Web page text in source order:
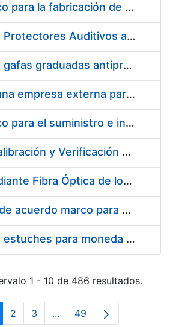
Acuerdo marco para la fabricación de piezas
Suministro de Protectores Auditivos a medida para las personas trabajadoras de los Centros de Trabajo de Madrid y Burgos
Suministro de gafas graduadas antiproyecciones para los trabajadores de la FNMT-RCM en los centros de trabajo de Madrid y Burgos
Servicios de una empresa externa para el asesoramiento y resolución de los recursos de alzada que se presentan relacionados con procesos de selección para la FNMT-RCM
Acuerdo marco para el suministro e instalación de persianas, estores y otros complementos
Servicio de Calibración y Verificación Externa de los Equipos de Medición del Servicio de Prevención de la FNMT-RCM
Conexión mediante Fibra Óptica de los Centros de Proceso de Datos (CPDs) de las sedes de la FNMT-RCM de Burgos y Madrid
Contratación de acuerdo marco para el Suministro de Material de Electricidad para la Fábrica Nacional de Moneda y Timbre-Real Casa de la Moneda en su centro de trabajo de Burgos
Suministro de estuches para moneda de 30 €
1 - 10 de 486 resultados.
Página
2 Página
3 ...Páginas intermedias Use
Página
49